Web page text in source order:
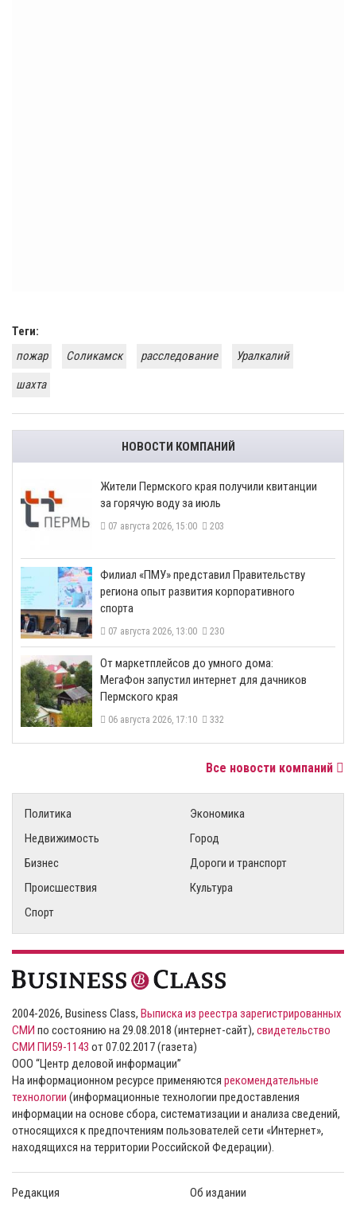
Теги:
пожар
Соликамск расследование
Уралкалий
шахта
НОВОСТИ КОМПАНИЙ
​Жители Пермского края получили квитанции
за горячую воду за июль
07 августа 2026, 15:00 203
​Филиал «ПМУ» представил Правительству
региона опыт развития корпоративного
спорта
07 августа 2026, 13:00 230
От маркетплейсов до умного дома:
МегаФон запустил интернет для дачников
Пермского края
06 августа 2026, 17:10 332
Все новости компаний
Политика
Экономика
Недвижимость
Город
Бизнес
Дороги и транспорт
Происшествия
Культура
Спорт
2004-2026, Business Class, Выписка из реестра зарегистрированных
СМИ по состоянию на 29.08.2018 (интернет-сайт), свидетельство
СМИ ПИ59-1143 от 07.02.2017 (газета)
ООО “Центр деловой информации”
На информационном ресурсе применяются рекомендательные
технологии (информационные технологии предоставления
информации на основе сбора, систематизации и анализа сведений,
относящихся к предпочтениям пользователей сети «Интернет»,
находящихся на территории Российской Федерации).
Редакция Об издании